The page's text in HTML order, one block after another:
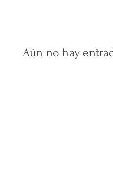
Aún no hay